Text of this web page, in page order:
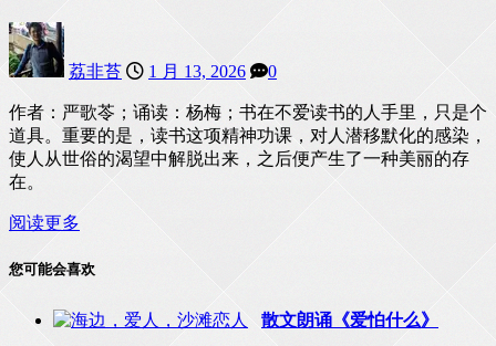
荔非苔 1 月 13, 2026 0
作者：严歌苓；诵读：杨梅；书在不爱读书的人手里，只是个
道具。重要的是，读书这项精神功课，对人潜移默化的感染，
使人从世俗的渴望中解脱出来，之后便产生了一种美丽的存
在。
阅读更多
您可能会喜欢
散文朗诵《爱怕什么》